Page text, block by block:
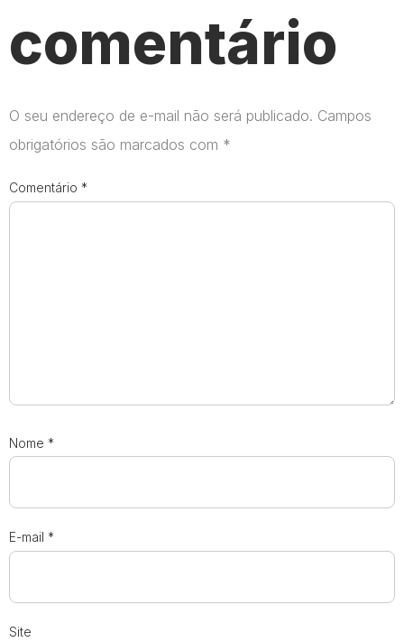
comentário
O seu endereço de e-mail não será publicado. Campos
obrigatórios são marcados com *
Comentário *
Nome *
E-mail *
Site